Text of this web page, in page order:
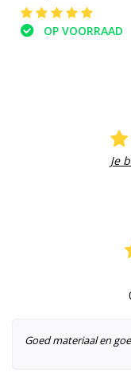
OP VOORRAAD
Je
Goed materiaal en